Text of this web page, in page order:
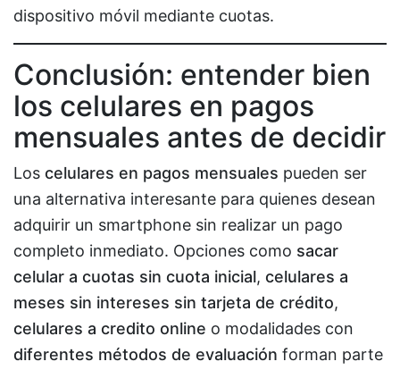
dispositivo móvil mediante cuotas.
Conclusión: entender bien
los celulares en pagos
mensuales antes de decidir
Los celulares en pagos mensuales pueden ser
una alternativa interesante para quienes desean
adquirir un smartphone sin realizar un pago
completo inmediato. Opciones como sacar
celular a cuotas sin cuota inicial, celulares a
meses sin intereses sin tarjeta de crédito,
celulares a credito online o modalidades con
diferentes métodos de evaluación forman parte